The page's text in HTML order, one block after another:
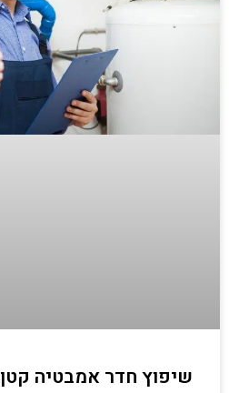
שיפוץ חדר אמבטיה קטן